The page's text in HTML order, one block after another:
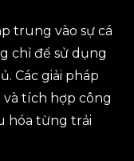
trung vào sự cá
chỉ để sử dụng
Các giải pháp
tích hợp công
hóa từng trải